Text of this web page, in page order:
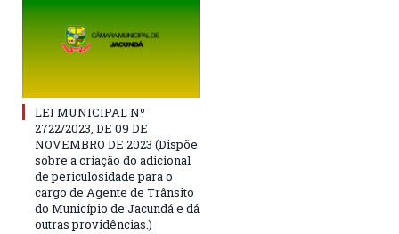
LEI MUNICIPAL Nº
2722/2023, DE 09 DE
NOVEMBRO DE 2023 (Dispõe
sobre a criação do adicional
de periculosidade para o
cargo de Agente de Trânsito
do Município de Jacundá e dá
outras providências.)